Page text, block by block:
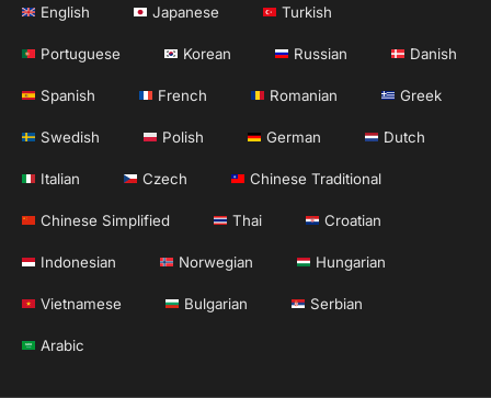
English Japanese Turkish
Portuguese Korean Russian Danish
Spanish French Romanian Greek
Swedish Polish German Dutch
Italian Czech Chinese Traditional
Chinese Simplified Thai Croatian
Indonesian Norwegian Hungarian
Vietnamese Bulgarian Serbian
Arabic